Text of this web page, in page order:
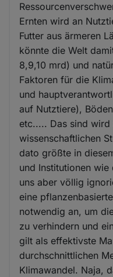
Ernten wird an
Futter aus ärmeren
könnte die Welt
8,9,10 mrd) und
Faktoren für die
und
auf Nutztiere),
etc..... Das sind wird
wissenschaftlichen
dato größte in
und Institutionen
uns aber völlig
eine
notwendig an, um
zu verhindern und
gilt als effektivste
durchschnittlichen
Klimawandel. Naja,